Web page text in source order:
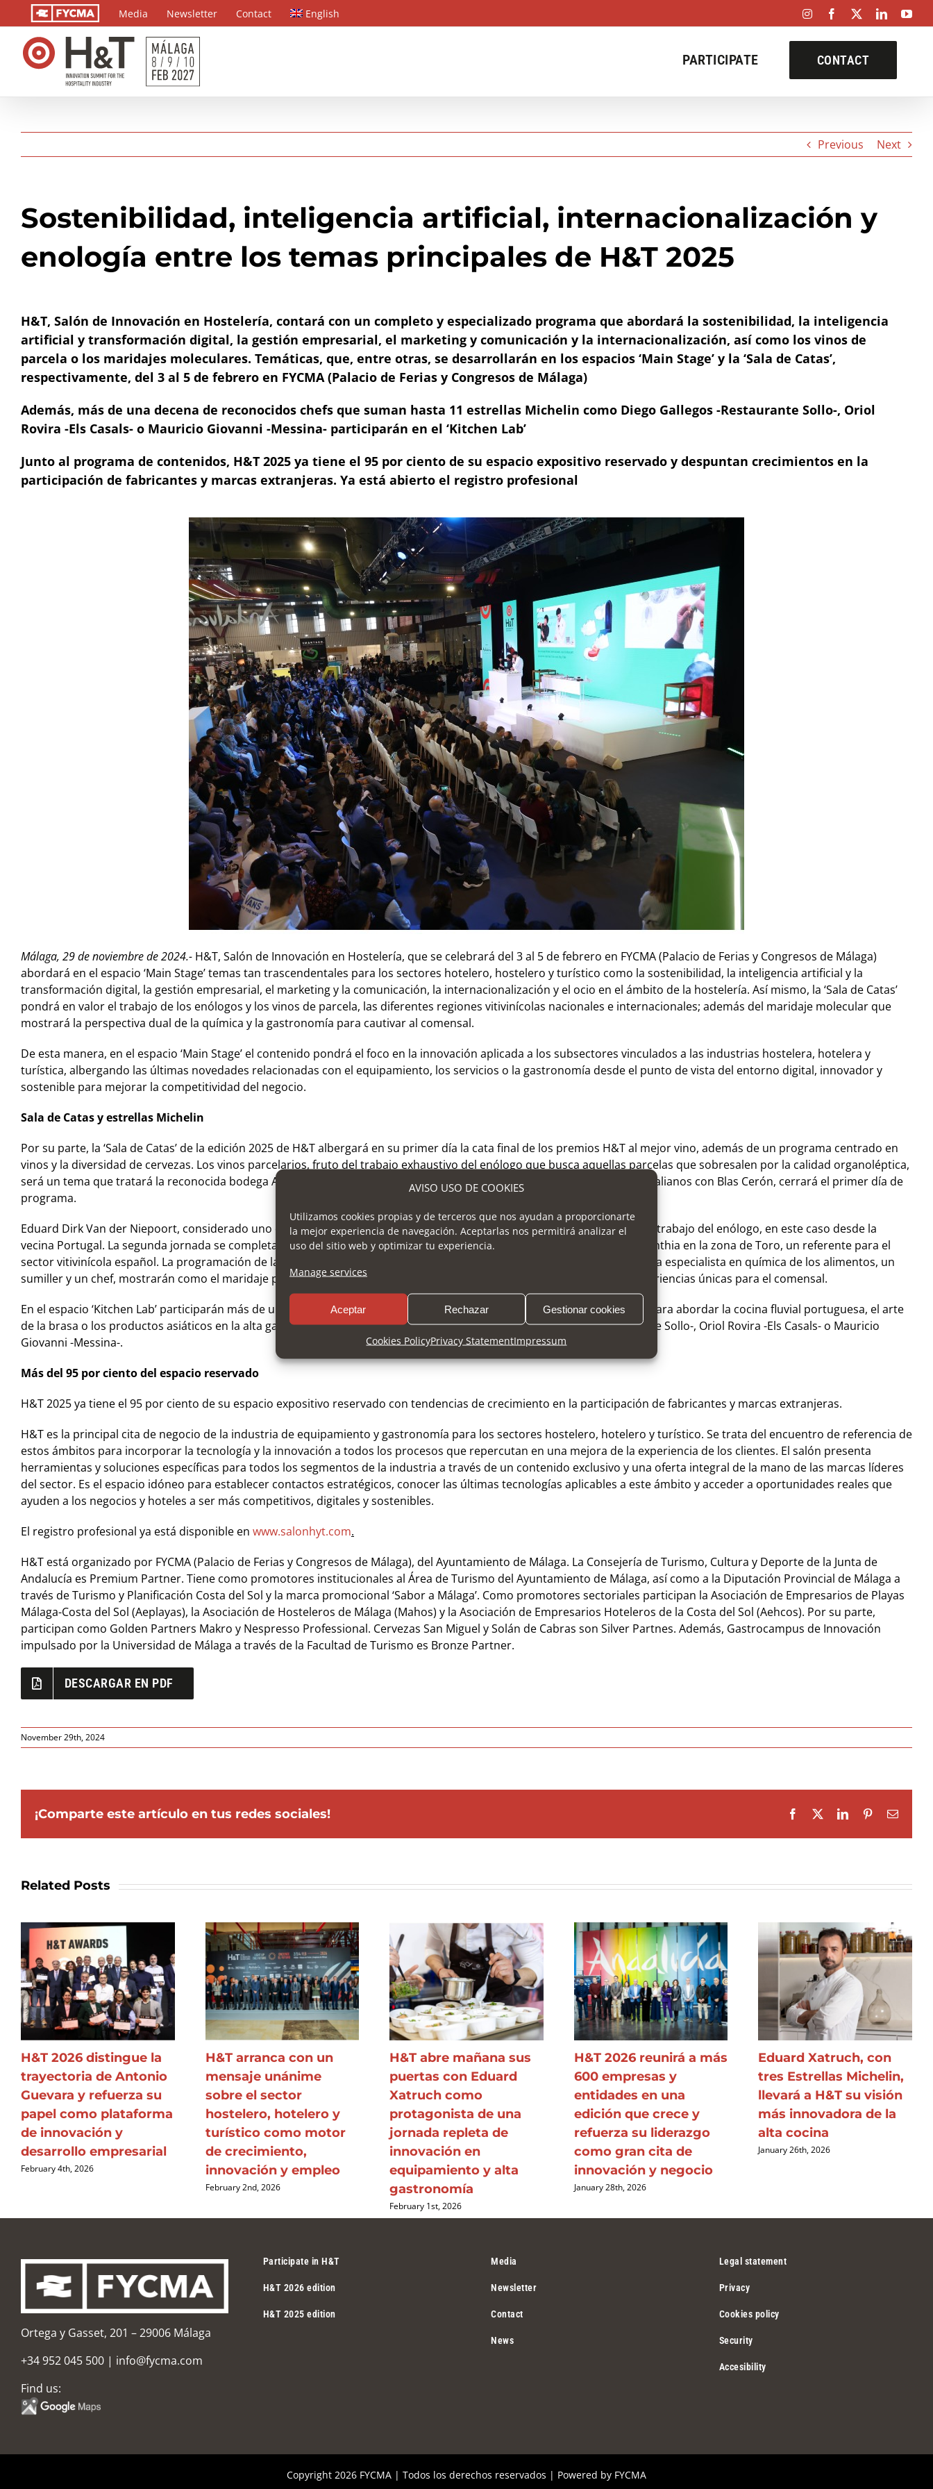
AVISO USO DE COOKIES
Utilizamos cookies propias y de terceros que nos ayudan a proporcionarte
la mejor experiencia de navegación. Aceptarlas nos permitirá analizar el
uso del sitio web y optimizar tu experiencia.
Manage services
Aceptar Rechazar Gestionar cookies
Cookies PolicyPrivacy StatementImpressum
to
content
Media Newsletter Contact English InstagramFacebook LinkedIn
PARTICIPATE CONTACT
Previous Next
Sostenibilidad, inteligencia artificial, internacionalización y
enología entre los temas principales de H&T 2025
H&T, Salón de Innovación en Hostelería, contará con un completo y especializado programa que abordará la sostenibilidad, la inteligencia
artificial y transformación digital, la gestión empresarial, el marketing y comunicación y la internacionalización, así como los vinos de
parcela o los maridajes moleculares. Temáticas, que, entre otras, se desarrollarán en los espacios ‘Main Stage’ y la ‘Sala de Catas’,
respectivamente, del 3 al 5 de febrero en FYCMA (Palacio de Ferias y Congresos de Málaga)
Además, más de una decena de reconocidos chefs que suman hasta 11 estrellas Michelin como Diego Gallegos -Restaurante Sollo-, Oriol
Rovira -Els Casals- o Mauricio Giovanni -Messina- participarán en el ‘Kitchen Lab’
Junto al programa de contenidos, H&T 2025 ya tiene el 95 por ciento de su espacio expositivo reservado y despuntan crecimientos en la
participación de fabricantes y marcas extranjeras. Ya está abierto el registro profesional
Málaga, 29 de noviembre de 2024.- H&T, Salón de Innovación en Hostelería, que se celebrará del 3 al 5 de febrero en FYCMA (Palacio de Ferias y Congresos de Málaga)
abordará en el espacio ‘Main Stage’ temas tan trascendentales para los sectores hotelero, hostelero y turístico como la sostenibilidad, la inteligencia artificial y la
transformación digital, la gestión empresarial, el marketing y la comunicación, la internacionalización y el ocio en el ámbito de la hostelería. Así mismo, la ‘Sala de Catas’
pondrá en valor el trabajo de los enólogos y los vinos de parcela, las diferentes regiones vitivinícolas nacionales e internacionales; además del maridaje molecular que
mostrará la perspectiva dual de la química y la gastronomía para cautivar al comensal.
De esta manera, en el espacio ‘Main Stage’ el contenido pondrá el foco en la innovación aplicada a los subsectores vinculados a las industrias hostelera, hotelera y
turística, albergando las últimas novedades relacionadas con el equipamiento, los servicios o la gastronomía desde el punto de vista del entorno digital, innovador y
sostenible para mejorar la competitividad del negocio.
Sala de Catas y estrellas Michelin
Por su parte, la ‘Sala de Catas’ de la edición 2025 de H&T albergará en su primer día la cata final de los premios H&T al mejor vino, además de un programa centrado en
vinos y la diversidad de cervezas. Los vinos parcelarios, fruto del trabajo exhaustivo del enólogo que busca aquellas parcelas que sobresalen por la calidad organoléptica,
será un tema que tratará la reconocida bodega Aalto, de la mano de Eduardo Ferrín y Antonio Moral. Conocer los vinos italianos con Blas Cerón, cerrará el primer día de
programa.
Eduard Dirk Van der Niepoort, considerado uno de los mejoreswine-makersdel planeta, hablará sobre la importancia del trabajo del enólogo, en este caso desde la
vecina Portugal. La segunda jornada se completará con una cata para conocer la calidad de los vinos de la bodega Numanthia en la zona de Toro, un referente para el
sector vitivinícola español. La programación de la ‘Sala de Catas’ cerrará con el maridaje molecular, actividad en la que una especialista en química de los alimentos, un
sumiller y un chef, mostrarán como el maridaje puede verse desde el punto de vista de la ciencia y el sabor creando experiencias únicas para el comensal.
En el espacio ‘Kitchen Lab’ participarán más de una decena de reconocidos chefs que suman hasta 11 estrellas Michelin para abordar la cocina fluvial portuguesa, el arte
de la brasa o los productos asiáticos en la alta gastronomía. Entre ellos, cabe mencionar a Diego Gallegos -del restaurante Sollo-, Oriol Rovira -Els Casals- o Mauricio
Giovanni -Messina-.
Más del 95 por ciento del espacio reservado
H&T 2025 ya tiene el 95 por ciento de su espacio expositivo reservado con tendencias de crecimiento en la participación de fabricantes y marcas extranjeras.
H&T es la principal cita de negocio de la industria de equipamiento y gastronomía para los sectores hostelero, hotelero y turístico. Se trata del encuentro de referencia de
estos ámbitos para incorporar la tecnología y la innovación a todos los procesos que repercutan en una mejora de la experiencia de los clientes. El salón presenta
herramientas y soluciones específicas para todos los segmentos de la industria a través de un contenido exclusivo y una oferta integral de la mano de las marcas líderes
del sector. Es el espacio idóneo para establecer contactos estratégicos, conocer las últimas tecnologías aplicables a este ámbito y acceder a oportunidades reales que
ayuden a los negocios y hoteles a ser más competitivos, digitales y sostenibles.
El registro profesional ya está disponible en www.salonhyt.com.
H&T está organizado por FYCMA (Palacio de Ferias y Congresos de Málaga), del Ayuntamiento de Málaga. La Consejería de Turismo, Cultura y Deporte de la Junta de
Andalucía es Premium Partner. Tiene como promotores institucionales al Área de Turismo del Ayuntamiento de Málaga, así como a la Diputación Provincial de Málaga a
través de Turismo y Planificación Costa del Sol y la marca promocional ‘Sabor a Málaga’. Como promotores sectoriales participan la Asociación de Empresarios de Playas
Málaga-Costa del Sol (Aeplayas), la Asociación de Hosteleros de Málaga (Mahos) y la Asociación de Empresarios Hoteleros de la Costa del Sol (Aehcos). Por su parte,
participan como Golden Partners Makro y Nespresso Professional. Cervezas San Miguel y Solán de Cabras son Silver Partnes. Además, Gastrocampus de Innovación
impulsado por la Universidad de Málaga a través de la Facultad de Turismo es Bronze Partner.
DESCARGAR EN PDF
November 29th, 2024
¡Comparte este artículo en tus redes sociales! Facebook LinkedInPinterestEmail
Related Posts
H&T 2026 distingue la
trayectoria de Antonio
Guevara y refuerza su
papel como plataforma
de innovación y
desarrollo empresarial
February 4th, 2026
H&T arranca con un
mensaje unánime
sobre el sector
hostelero, hotelero y
turístico como motor
de crecimiento,
innovación y empleo
February 2nd, 2026
H&T abre mañana sus
puertas con Eduard
Xatruch como
protagonista de una
jornada repleta de
innovación en
equipamiento y alta
gastronomía
February 1st, 2026
H&T 2026 reunirá a más
600 empresas y
entidades en una
edición que crece y
refuerza su liderazgo
como gran cita de
innovación y negocio
January 28th, 2026
Eduard Xatruch, con
tres Estrellas Michelin,
llevará a H&T su visión
más innovadora de la
alta cocina
January 26th, 2026
Ortega y Gasset, 201 – 29006 Málaga
+34 952 045 500 | info@fycma.com
Find us:
Participate in H&T
H&T 2026 edition
H&T 2025 edition
Media
Newsletter
Contact
News
Legal statement
Privacy
Cookies policy
Security
Accesibility
Copyright 2026 FYCMA | Todos los derechos reservados | Powered by FYCMA